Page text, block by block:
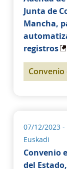
Junta de
Mancha,
registros
07/12/2023 -
Euskadi
Convenio
del